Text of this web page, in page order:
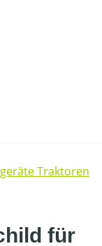
Traktoren
für